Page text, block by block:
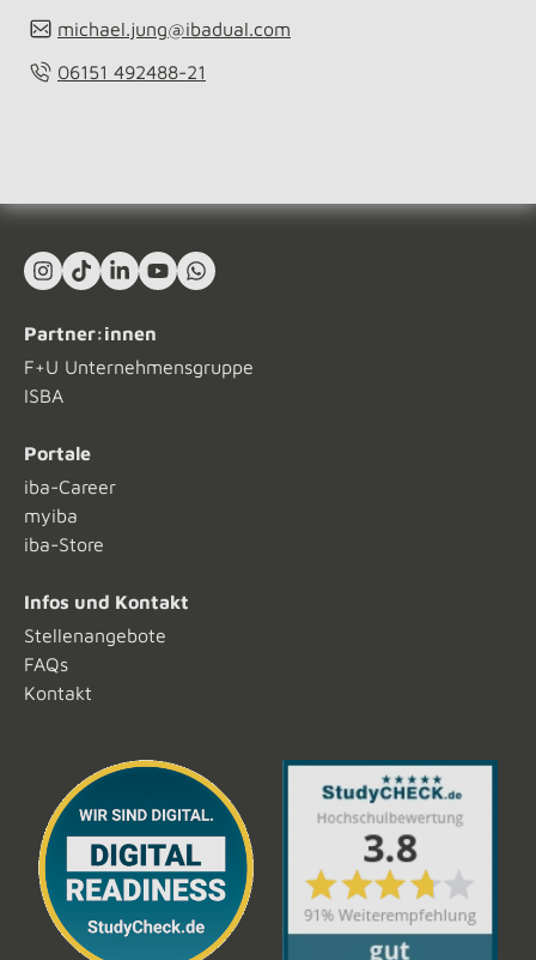
michael.jung@ibadual.com
06151 492488-21
Instagram
TikTokLinkedIn In
YouTubeWhat's App
Partner:innen
F+U Unternehmensgruppe
ISBA
Portale
iba-Career
myiba
iba-Store
Infos und Kontakt
Stellenangebote
FAQs
Kontakt